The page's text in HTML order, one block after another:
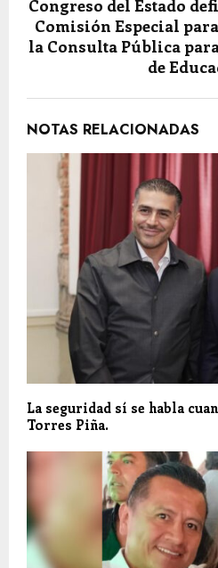
Congreso del Estado
Comisión Especial
la Consulta Pública
de
NOTAS RELACIONADAS
La seguridad sí se habla
Torres Piña.